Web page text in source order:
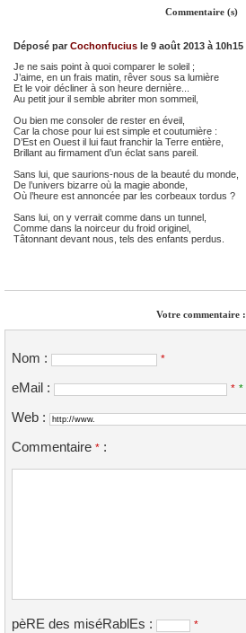
Commentaire (s)
Déposé par Cochonfucius le 9 août 2013 à 10h15
Je ne sais point à quoi comparer le soleil ;
J’aime, en un frais matin, rêver sous sa lumière
Et le voir décliner à son heure dernière...
Au petit jour il semble abriter mon sommeil,
Ou bien me consoler de rester en éveil,
Car la chose pour lui est simple et coutumière :
D’Est en Ouest il lui faut franchir la Terre entière,
Brillant au firmament d’un éclat sans pareil.
Sans lui, que saurions-nous de la beauté du monde,
De l’univers bizarre où la magie abonde,
Où l’heure est annoncée par les corbeaux tordus ?
Sans lui, on y verrait comme dans un tunnel,
Comme dans la noirceur du froid originel,
Tâtonnant devant nous, tels des enfants perdus.
Votre commentaire :
Nom : *
eMail : * *
Web :
Commentaire * :
pèRE des miséRablEs : *